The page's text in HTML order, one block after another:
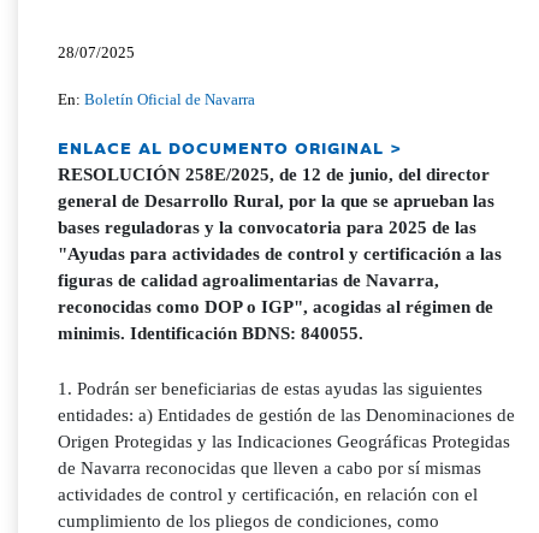
28/07/2025
En:Boletín Oficial de Navarra
ENLACE AL DOCUMENTO ORIGINAL >
RESOLUCIÓN 258E/2025, de 12 de junio, del director
general de Desarrollo Rural, por la que se aprueban las
bases reguladoras y la convocatoria para 2025 de las
"Ayudas para actividades de control y certificación a las
figuras de calidad agroalimentarias de Navarra,
reconocidas como DOP o IGP", acogidas al régimen de
minimis. Identificación BDNS: 840055.
1. Podrán ser beneficiarias de estas ayudas las siguientes
entidades: a) Entidades de gestión de las Denominaciones de
Origen Protegidas y las Indicaciones Geográficas Protegidas
de Navarra reconocidas que lleven a cabo por sí mismas
actividades de control y certificación, en relación con el
cumplimiento de los pliegos de condiciones, como